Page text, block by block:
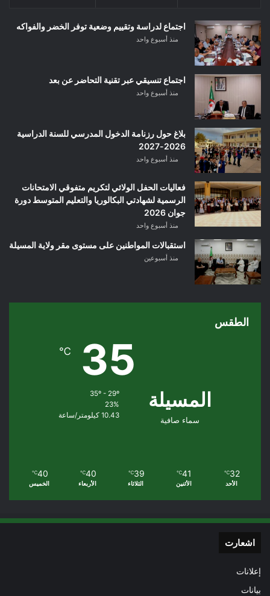
اجتماع لدراسة وتقييم وضعية توفر الخضر والفواكه
منذ أسبوع واحد
اجتماع تنسيقي عبر تقنية التحاضر عن بعد
منذ أسبوع واحد
بلاغ حول رزنامة الدخول المدرسي للسنة الدراسية
2026-2027
منذ أسبوع واحد
فعاليات الحفل الولائي لتكريم متفوقي الامتحانات
الرسمية لشهادتي البكالوريا والتعليم المتوسط دورة
جوان 2026
منذ أسبوع واحد
استقبالات المواطنين على مستوى مقر ولاية المسيلة
منذ أسبوعين
الطقس
المسيلة
سماء صافية
35
℃
23%
10.43 كيلومتر/ساعة
32
℃
الأحد
41
℃
الأثنين
39
℃
الثلاثاء
40
℃
الأربعاء
40
℃
الخميس
اشعارت
إعلانات
بيانات